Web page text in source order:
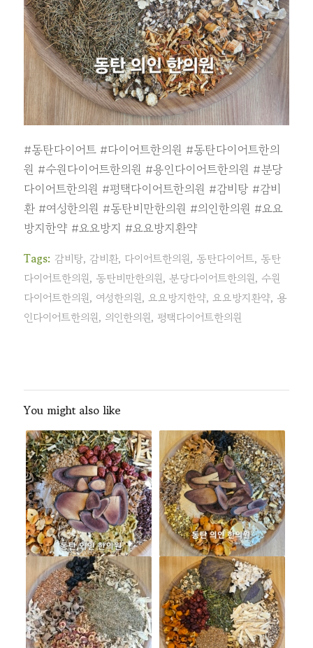
#동탄다이어트 #다이어트한의원 #동탄다이어트한의
원 #수원다이어트한의원 #용인다이어트한의원 #분당
다이어트한의원 #평택다이어트한의원 #감비탕 #감비
환 #여성한의원 #동탄비만한의원 #의인한의원 #요요
방지한약 #요요방지 #요요방지환약
Tags: 감비탕, 감비환, 다이어트한의원, 동탄다이어트, 동탄
다이어트한의원, 동탄비만한의원, 분당다이어트한의원, 수원
다이어트한의원, 여성한의원, 요요방지한약, 요요방지환약, 용
인다이어트한의원, 의인한의원, 평택다이어트한의원
You might also like